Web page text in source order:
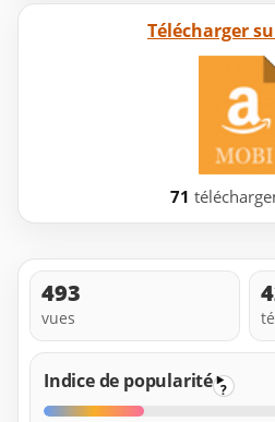
Télécharger
71
493
vues
Indice de popularité ?